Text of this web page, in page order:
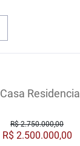
Casa Residencial
R$ 2.750.000,00
R$ 2.500.000,00